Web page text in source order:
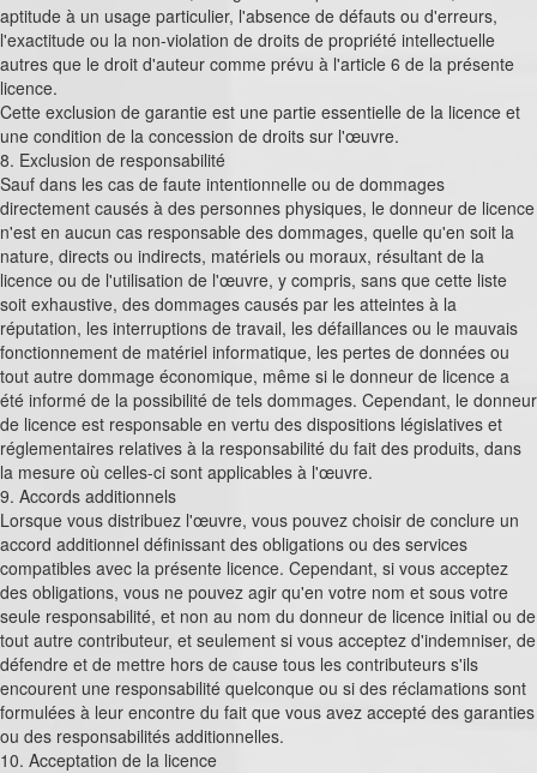
aptitude à un usage particulier, l'absence de défauts ou d'erreurs,
l'exactitude ou la non-violation de droits de propriété intellectuelle
autres que le droit d'auteur comme prévu à l'article 6 de la présente
licence.
Cette exclusion de garantie est une partie essentielle de la licence et
une condition de la concession de droits sur l'œuvre.
8. Exclusion de responsabilité
Sauf dans les cas de faute intentionnelle ou de dommages
directement causés à des personnes physiques, le donneur de licence
n'est en aucun cas responsable des dommages, quelle qu'en soit la
nature, directs ou indirects, matériels ou moraux, résultant de la
licence ou de l'utilisation de l'œuvre, y compris, sans que cette liste
soit exhaustive, des dommages causés par les atteintes à la
réputation, les interruptions de travail, les défaillances ou le mauvais
fonctionnement de matériel informatique, les pertes de données ou
tout autre dommage économique, même si le donneur de licence a
été informé de la possibilité de tels dommages. Cependant, le donneur
de licence est responsable en vertu des dispositions législatives et
réglementaires relatives à la responsabilité du fait des produits, dans
la mesure où celles-ci sont applicables à l'œuvre.
9. Accords additionnels
Lorsque vous distribuez l'œuvre, vous pouvez choisir de conclure un
accord additionnel définissant des obligations ou des services
compatibles avec la présente licence. Cependant, si vous acceptez
des obligations, vous ne pouvez agir qu'en votre nom et sous votre
seule responsabilité, et non au nom du donneur de licence initial ou de
tout autre contributeur, et seulement si vous acceptez d'indemniser, de
défendre et de mettre hors de cause tous les contributeurs s'ils
encourent une responsabilité quelconque ou si des réclamations sont
formulées à leur encontre du fait que vous avez accepté des garanties
ou des responsabilités additionnelles.
10. Acceptation de la licence